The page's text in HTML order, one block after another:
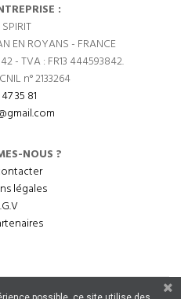
:
EN ROYANS - FRANCE
- TVA : FR13 444593842.
n° 2133264
35 81
NOUS ?
légales